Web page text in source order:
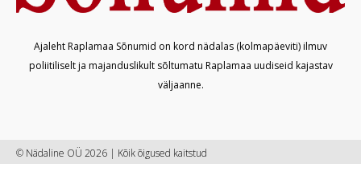
Ajaleht Raplamaa Sõnumid on kord nädalas (kolmapäeviti) ilmuv
poliitiliselt ja majanduslikult sõltumatu Raplamaa uudiseid kajastav
väljaanne.
© Nädaline OÜ 2026 | Kõik õigused kaitstud